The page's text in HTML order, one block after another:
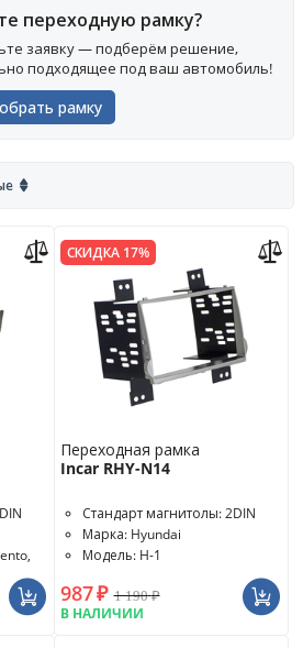
переходную рамку?
заявку — подберём решение,
подходящее под ваш автомобиль!
рамку
СКИДКА 17%
Переходная рамка
Incar RHY-N14
Стандарт магнитолы: 2DIN
Марка: Hyundai
Модель: H-1
987₽ 1 190₽
В НАЛИЧИИ